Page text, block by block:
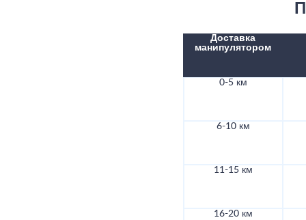
Доставка
манипулятором
0-5 км
6-10 км
11-15 км
16-20 км